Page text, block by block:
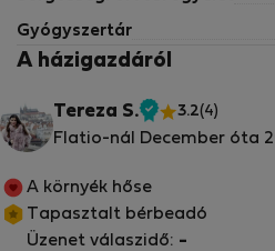
Gyógyszertár
A házigazdáról
Tereza S.
Ellenőrzött
3.2(4)
Flatio-nál December óta
A környék hőse
Tapasztalt bérbeadó
Üzenet válaszidő: -